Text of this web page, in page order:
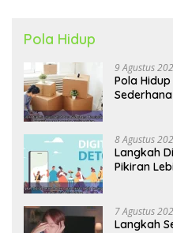
Pola Hidup
9 Agustus
Pola
8 Agustus
Langkah
Pikiran
7 Agustus
Langkah